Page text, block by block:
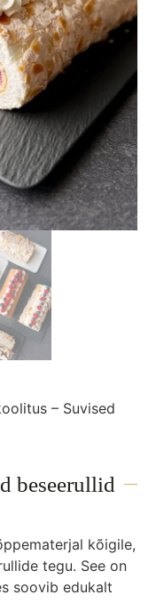
– Suvised
beseerullid
kõigile,
tegu. See on
soovib edukalt